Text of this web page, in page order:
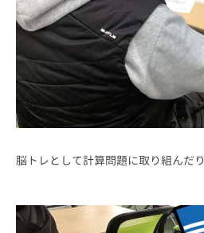
脳トレとして計算問題に取り組んだり